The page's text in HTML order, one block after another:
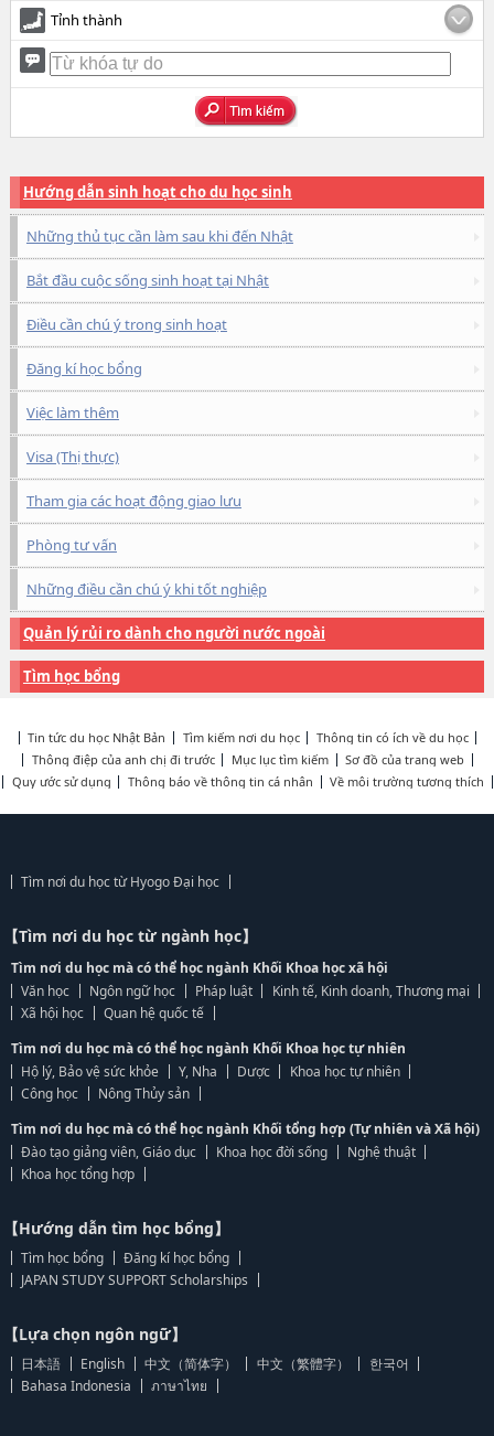
Tỉnh thành
Hướng dẫn sinh hoạt cho du học sinh
Những thủ tục cần làm sau khi đến Nhật
Bắt đầu cuộc sống sinh hoạt tại Nhật
Điều cần chú ý trong sinh hoạt
Đăng kí học bổng
Việc làm thêm
Visa (Thị thực)
Tham gia các hoạt động giao lưu
Phòng tư vấn
Những điều cần chú ý khi tốt nghiệp
Quản lý rủi ro dành cho người nước ngoài
Tìm học bổng
Tin tức du học Nhật Bản Tìm kiếm nơi du học
Thông tin có ích về du học
Thông điệp của anh chị đi trước
Mục lục tìm kiếm
Sơ đồ của trang web
Quy ước sử dụng
Thông báo về thông tin cá nhân Về môi trường tương thích
Tìm nơi du học từ Hyogo Đại học
【Tìm nơi du học từ ngành học】
Tìm nơi du học mà có thể học ngành Khối Khoa học xã hội
Văn học
Ngôn ngữ học Pháp luật
Kinh tế, Kinh doanh, Thương mại
Xã hội học
Quan hệ quốc tế
Tìm nơi du học mà có thể học ngành Khối Khoa học tự nhiên
Hộ lý, Bảo vệ sức khỏe
Y, Nha Dược
Khoa học tự nhiên
Công học
Nông Thủy sản
Tìm nơi du học mà có thể học ngành Khối tổng hợp (Tự nhiên và Xã hội)
Đào tạo giảng viên, Giáo dục
Khoa học đời sống
Nghệ thuật
Khoa học tổng hợp
【Hướng dẫn tìm học bổng】
Tìm học bổng
Đăng kí học bổng
JAPAN STUDY SUPPORT Scholarships
【Lựa chọn ngôn ngữ】
日本語 English 中文（简体字） 中文（繁體字）
한국어
Bahasa Indonesia
ภาษาไทย